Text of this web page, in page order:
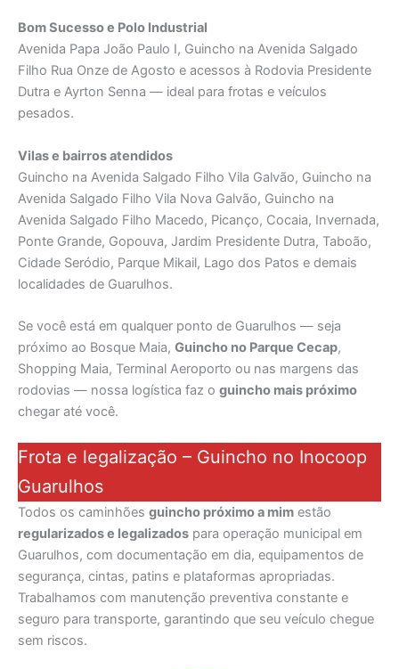
Bom Sucesso e Polo Industrial
Avenida Papa João Paulo I, Guincho na Avenida Salgado
Filho Rua Onze de Agosto e acessos à Rodovia Presidente
Dutra e Ayrton Senna — ideal para frotas e veículos
pesados.
Vilas e bairros atendidos
Guincho na Avenida Salgado Filho Vila Galvão, Guincho na
Avenida Salgado Filho Vila Nova Galvão, Guincho na
Avenida Salgado Filho Macedo, Picanço, Cocaia, Invernada,
Ponte Grande, Gopouva, Jardim Presidente Dutra, Taboão,
Cidade Seródio, Parque Mikail, Lago dos Patos e demais
localidades de Guarulhos.
Se você está em qualquer ponto de Guarulhos — seja
próximo ao Bosque Maia, Guincho no Parque Cecap,
Shopping Maia, Terminal Aeroporto ou nas margens das
rodovias — nossa logística faz o guincho mais próximo
chegar até você.
Frota e legalização – Guincho no Inocoop
Guarulhos
Todos os caminhões guincho próximo a mim estão
regularizados e legalizados para operação municipal em
Guarulhos, com documentação em dia, equipamentos de
segurança, cintas, patins e plataformas apropriadas.
Trabalhamos com manutenção preventiva constante e
seguro para transporte, garantindo que seu veículo chegue
sem riscos.